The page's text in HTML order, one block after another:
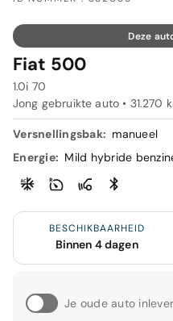
Deze
Fiat 500
1.0i 70
Jong gebruikte auto • 31.270
Versnellingsbak: manueel
Energie: Mild hybride
BESCHIKBAARHEID
Binnen 4 dagen
Je oude auto